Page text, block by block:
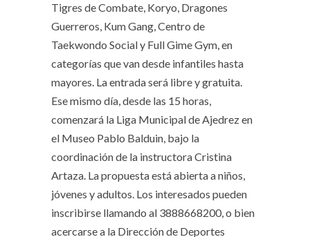
Tigres de Combate, Koryo, Dragones
Guerreros, Kum Gang, Centro de
Taekwondo Social y Full Gime Gym, en
categorías que van desde infantiles hasta
mayores. La entrada será libre y gratuita.
Ese mismo día, desde las 15 horas,
comenzará la Liga Municipal de Ajedrez en
el Museo Pablo Balduin, bajo la
coordinación de la instructora Cristina
Artaza. La propuesta está abierta a niños,
jóvenes y adultos. Los interesados pueden
inscribirse llamando al 3888668200, o bien
acercarse a la Dirección de Deportes